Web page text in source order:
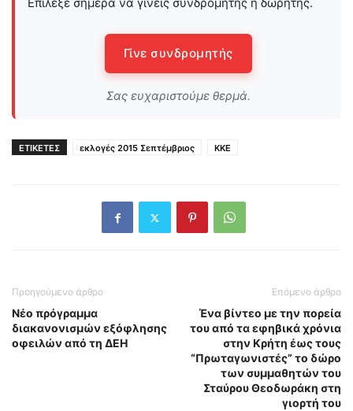
Γίνε συνδρομητής
Σας ευχαριστούμε θερμά.
ΕΤΙΚΕΤΕΣ εκλογές 2015 Σεπτέμβριος ΚΚΕ
Προηγούμενο άρθρο
Νέο πρόγραμμα
διακανονισμών εξόφλησης
οφειλών από τη ΔΕΗ
Επόμενο άρθρο
Ένα βίντεο με την πορεία
του από τα εφηβικά χρόνια
στην Κρήτη έως τους
“Πρωταγωνιστές” το δώρο
των συμμαθητών του
Σταύρου Θεοδωράκη στη
γιορτή του